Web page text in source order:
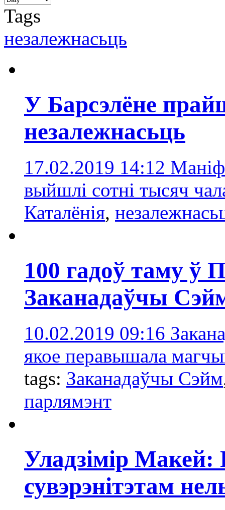
Tags
незалежнасьць
У Барсэлёне
незалежнасьць
17.02.2019 14:12
выйшлі сотні тысяч
Каталёнія,
100 гадоў таму ў
Заканадаўчы
10.02.2019 09:16
якое перавышала
tags: Заканадаўчы Сэйм
парлямэнт
Уладзімір Макей:
сувэрэнітэтам